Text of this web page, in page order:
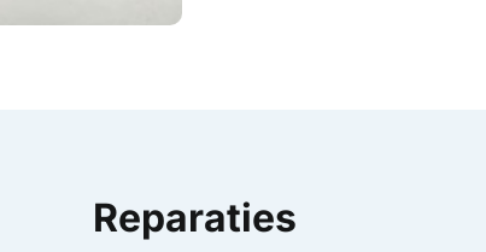
Reparaties